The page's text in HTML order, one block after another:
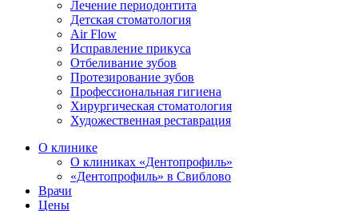
Лечение периодонтита
Детская стоматология
Air Flow
Исправление прикуса
Отбеливание зубов
Протезирование зубов
Профессиональная гигиена
Хирургическая стоматология
Художественная реставрация
О клинике
О клиниках «Дентопрофиль»
«Дентопрофиль» в Свиблово
Врачи
Цены